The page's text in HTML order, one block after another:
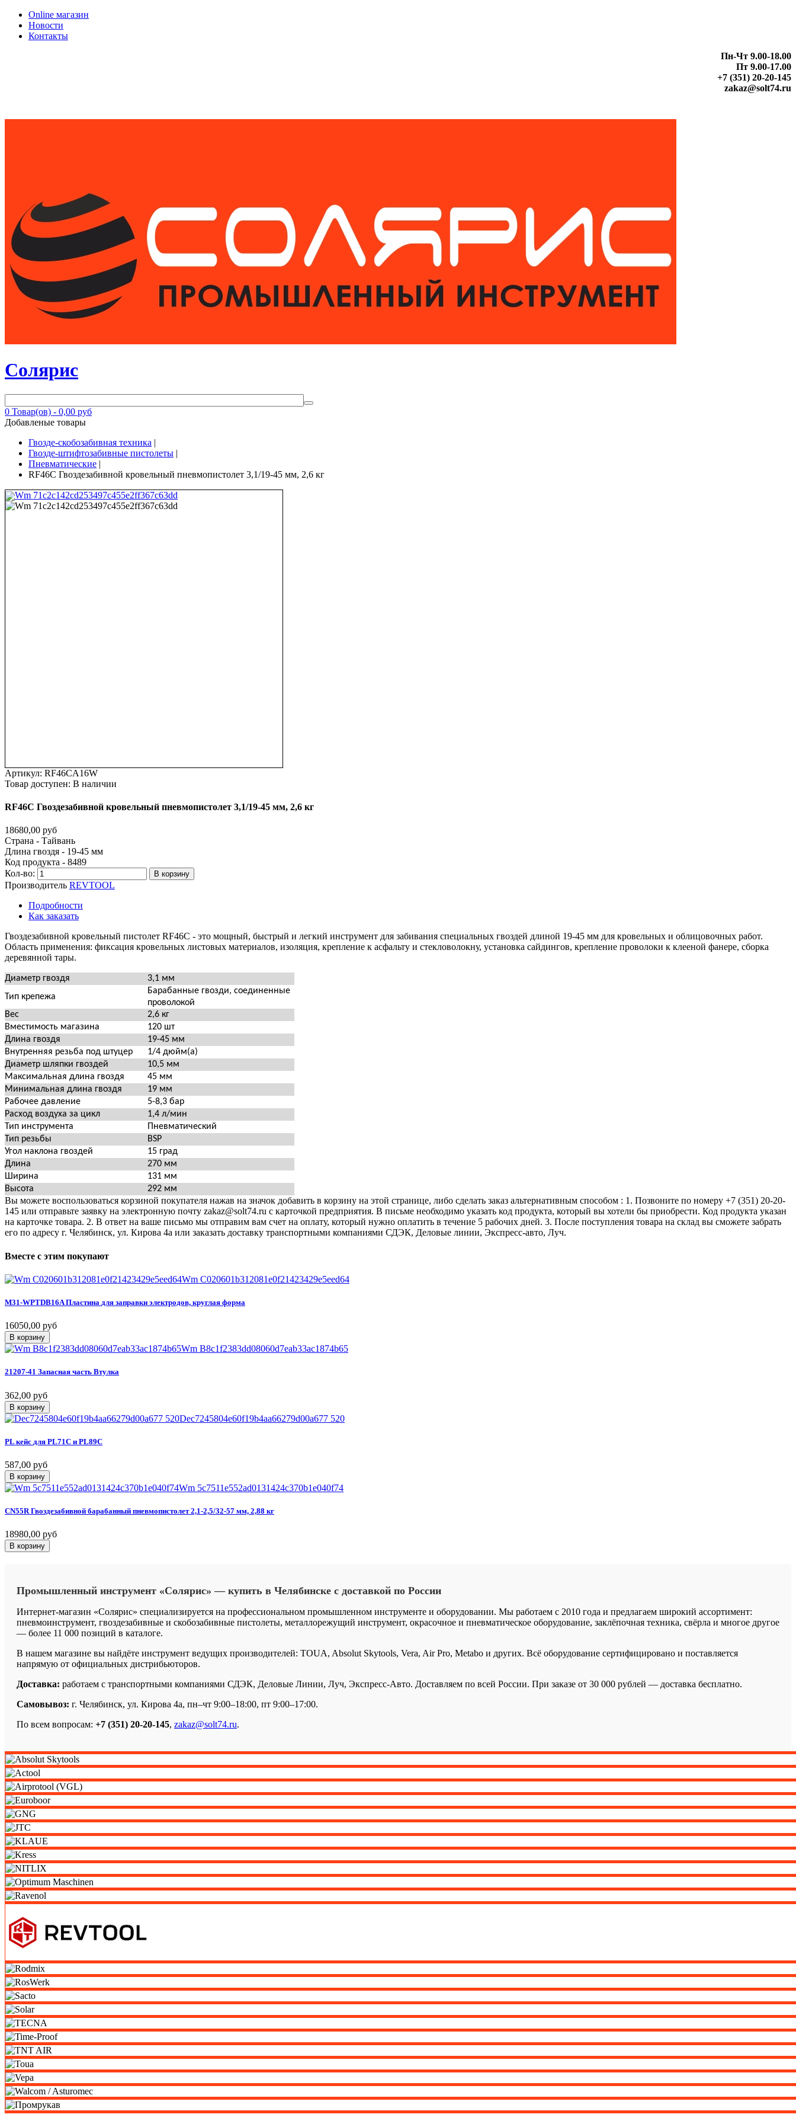
Online магазин
Новости
Контакты
Пн-Чт 9.00-18.00
Пт 9.00-17.00
+7 (351) 20-20-145
zakaz@solt74.ru
Солярис
0 Товар(ов) - 0,00 руб
Добавленые товары
Гвозде-скобозабивная техника |
Гвозде-штифтозабивные пистолеты |
Пневматические |
RF46C Гвоздезабивной кровельный пневмопистолет 3,1/19-45 мм, 2,6 кг
Wm 71c2c142cd253497c455e2ff367c63dd
Артикул: RF46CA16W
Товар доступен: В наличии
RF46C Гвоздезабивной кровельный пневмопистолет 3,1/19-45 мм, 2,6 кг
18680,00 руб
Страна - Тайвань
Длина гвоздя - 19-45 мм
Код продукта - 8489
Кол-во:
В корзину
Производитель REVTOOL
Подробности
Как заказать
Гвоздезабивной кровельный пистолет RF46C - это мощный, быстрый и легкий инструмент для забивания специальных гвоздей длиной 19-45 мм для кровельных и облицовочных работ.
Область применения: фиксация кровельных листовых материалов, изоляция, крепление к асфальту и стекловолокну, установка сайдингов, крепление проволоки к клееной фанере, сборка
деревянной тары.
Диаметр гвоздя
3,1 мм
Тип крепежа
Барабанные гвозди, соединенные
проволокой
Вес
2,6 кг
Вместимость магазина
120 шт
Длина гвоздя
19-45 мм
Внутренняя резьба под штуцер
1/4 дюйм(а)
Диаметр шляпки гвоздей
10,5 мм
Максимальная длина гвоздя
45 мм
Минимальная длина гвоздя
19 мм
Рабочее давление
5-8,3 бар
Расход воздуха за цикл
1,4 л/мин
Тип инструмента
Пневматический
Тип резьбы
BSP
Угол наклона гвоздей
15 град
Длина
270 мм
Ширина
131 мм
Высота
292 мм
Вы можете воспользоваться корзиной покупателя нажав на значок добавить в корзину на этой странице, либо сделать заказ альтернативным способом : 1. Позвоните по номеру +7 (351) 20-20-
145 или отправьте заявку на электронную почту zakaz@solt74.ru с карточкой предприятия. В письме необходимо указать код продукта, который вы хотели бы приобрести. Код продукта указан
на карточке товара. 2. В ответ на ваше письмо мы отправим вам счет на оплату, который нужно оплатить в течение 5 рабочих дней. 3. После поступления товара на склад вы сможете забрать
его по адресу г. Челябинск, ул. Кирова 4а или заказать доставку транспортными компаниями СДЭК, Деловые линии, Экспресс-авто, Луч.
Вместе с этим покупают
Wm C020601b312081e0f21423429e5eed64
M31-WPTDB16A Пластина для заправки электродов, круглая форма
16050,00 руб
В корзину
Wm B8c1f2383dd08060d7eab33ac1874b65
21207-41 Запасная часть Втулка
362,00 руб
В корзину
Dec7245804e60f19b4aa66279d00a677 520
PL кейс для PL71C и PL89C
587,00 руб
В корзину
Wm 5c7511e552ad0131424c370b1e040f74
CN55R Гвоздезабивной барабанный пневмопистолет 2,1-2,5/32-57 мм, 2,88 кг
18980,00 руб
В корзину
Промышленный инструмент «Солярис» — купить в Челябинске с доставкой по России
Интернет-магазин «Солярис» специализируется на профессиональном промышленном инструменте и оборудовании. Мы работаем с 2010 года и предлагаем широкий ассортимент:
пневмоинструмент, гвоздезабивные и скобозабивные пистолеты, металлорежущий инструмент, окрасочное и пневматическое оборудование, заклёпочная техника, свёрла и многое другое
— более 11 000 позиций в каталоге.
В нашем магазине вы найдёте инструмент ведущих производителей: TOUA, Absolut Skytools, Vera, Air Pro, Metabo и других. Всё оборудование сертифицировано и поставляется
напрямую от официальных дистрибьюторов.
Доставка: работаем с транспортными компаниями СДЭК, Деловые Линии, Луч, Экспресс-Авто. Доставляем по всей России. При заказе от 30 000 рублей — доставка бесплатно.
Самовывоз: г. Челябинск, ул. Кирова 4а, пн–чт 9:00–18:00, пт 9:00–17:00.
По всем вопросам: +7 (351) 20-20-145, zakaz@solt74.ru.